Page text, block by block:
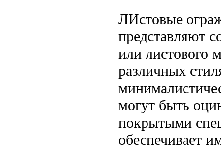
ЛИстовые
представляют
или листового
различных
могут быть
покрытыми
обеспечивает